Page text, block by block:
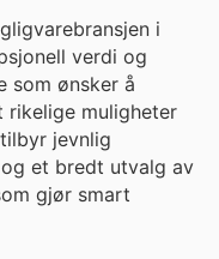
i
verdi og
som ønsker å
rikelige muligheter
jevnlig
et bredt utvalg av
gjør smart